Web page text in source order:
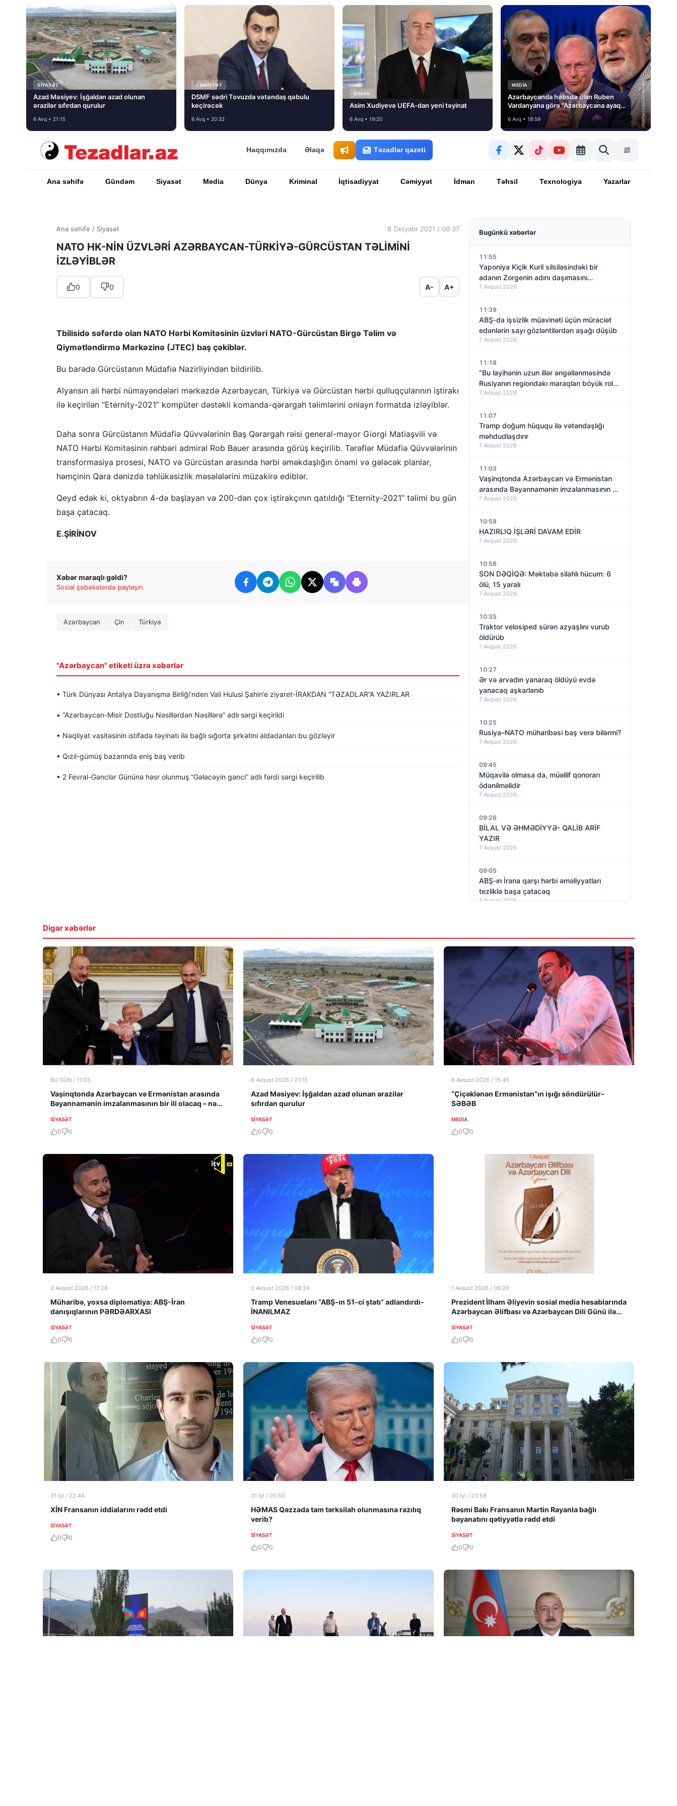
SIYASƏT
Azad Məsiyev: İşğaldan azad olunan
ərazilər sıfırdan qurulur
6 Avq • 21:15
CƏMIYYƏT
DSMF sədri Tovuzda vətəndaş qəbulu
keçirəcək
6 Avq • 20:32
İDMAN
Asim Xudiyevə UEFA-dan yeni təyinat
6 Avq • 19:20
MEDİA
Azərbaycanda həbsdə olan Ruben
Vardanyana görə “Azərbaycana ayaq
basmayacağını” dedi və…
6 Avq • 18:59
Haqqımızda Əlaqə Təzadlar qazeti
Ana səhifə Gündəm Siyasət Media Dünya Kriminal İqtisadiyyat Cəmiyyət İdman Təhsil Texnologiya Yazarlar
Ana səhifə / Siyasət 8 Oktyabr 2021 / 06:37
NATO HK-NİN ÜZVLƏRİ AZƏRBAYCAN-TÜRKİYƏ-GÜRCÜSTAN TƏLİMİNİ
İZLƏYİBLƏR
0 0 A- A+
Tbilisidə səfərdə olan NATO Hərbi Komitəsinin üzvləri NATO-Gürcüstan Birgə Təlim və
Qiymətləndirmə Mərkəzinə (JTEC) baş çəkiblər.
Bu barədə Gürcüstanın Müdafiə Nazirliyindən bildirilib.
Alyansın ali hərbi nümayəndələri mərkəzdə Azərbaycan, Türkiyə və Gürcüstan hərbi qulluqçularının iştirakı
ilə keçirilən “Eternity-2021” kompüter dəstəkli komanda-qərargah təlimlərini onlayn formatda izləyiblər.
Daha sonra Gürcüstanın Müdafiə Qüvvələrinin Baş Qərargah rəisi general-mayor Giorgi Matiaşvili və
NATO Hərbi Komitəsinin rəhbəri admiral Rob Bauer arasında görüş keçirilib. Tərəflər Müdafiə Qüvvələrinin
transformasiya prosesi, NATO və Gürcüstan arasında hərbi əməkdaşlığın önəmi və gələcək planlar,
həmçinin Qara dənizdə təhlükəsizlik məsələlərini müzakirə ediblər.
Qeyd edək ki, oktyabrın 4-də başlayan və 200-dən çox iştirakçının qatıldığı “Eternity-2021” təlimi bu gün
başa çatacaq.
E.ŞİRİNOV
Xəbər maraqlı gəldi?
Sosial şəbəkələrdə paylaşın
Azərbaycan Çin Türkiyə
"Azərbaycan" etiketi üzrə xəbərlər
• Türk Dünyası Antalya Dayanışma Birliği’nden Vali Hulusi Şahin’e ziyaret-İRAKDAN “TƏZADLAR”A YAZIRLAR
• “Azərbaycan-Misir Dostluğu Nəsillərdən Nəsillərə” adlı sərgi keçirildi
• Nəqliyat vasitəsinin istifadə təyinatı ilə bağlı sığorta şirkətini aldadanları bu gözləyir
• Qızıl-gümüş bazarında eniş baş verib
• 2 Fevral-Gənclər Gününə həsr olunmuş “Gələcəyin gənci” adlı fərdi sərgi keçirilib
Bugünkü xəbərlər
11:55
Yaponiya Kiçik Kuril silsiləsindəki bir
adanın Zorgenin adını daşımasını
araşdıracaq
7 Avqust 2026
11:39
ABŞ-da işsizlik müavinəti üçün müraciət
edənlərin sayı gözləntilərdən aşağı düşüb
7 Avqust 2026
11:18
“Bu layihənin uzun illər əngəllənməsində
Rusiyanın regiondakı maraqları böyük rol
oynayıb”
7 Avqust 2026
11:07
Tramp doğum hüququ ilə vətəndaşlığı
məhdudlaşdırır
7 Avqust 2026
11:03
Vaşinqtonda Azərbaycan və Ermənistan
arasında Bəyannamənin imzalanmasının bir
ili olacaq – nəyə nail olundu?
7 Avqust 2026
10:58
HAZIRLIQ İŞLƏRİ DAVAM EDİR
7 Avqust 2026
10:56
SON DƏQİQƏ: Məktəbə silahlı hücum: 6
ölü, 15 yaralı
7 Avqust 2026
10:35
Traktor velosiped sürən azyaşlını vurub
öldürüb
7 Avqust 2026
10:27
Ər və arvadın yanaraq öldüyü evdə
yanacaq aşkarlanıb
7 Avqust 2026
10:25
Rusiya–NATO müharibəsi baş verə bilərmi?
7 Avqust 2026
09:45
Müqavilə olmasa da, müəllif qonorarı
ödənilməlidir
7 Avqust 2026
09:26
BİLAL VƏ ƏHMƏDİYYƏ- QALİB ARİF
YAZIR
7 Avqust 2026
09:05
ABŞ-ın İrana qarşı hərbi əməliyyatları
tezliklə başa çatacaq
7 Avqust 2026
7 Avqust 2026
08:34
İran Hörmüz boğazında ABŞ-nin hərbi
hədəflərinə zərbə endirib
7 Avqust 2026
Digər xəbərlər
BU GÜN / 11:03
Vaşinqtonda Azərbaycan və Ermənistan arasında
Bəyannamənin imzalanmasının bir ili olacaq – nəyə
SIYASƏT
0 0
6 Avqust 2026 / 21:15
Azad Məsiyev: İşğaldan azad olunan ərazilər
sıfırdan qurulur
SIYASƏT
0 0
6 Avqust 2026 / 15:45
“Çiçəklənən Ermənistan”ın işığı söndürülür-
SƏBƏB
MEDİA
0 0
3 Avqust 2026 / 17:28
Müharibə, yoxsa diplomatiya: ABŞ-İran
danışıqlarının PƏRDƏARXASI
SIYASƏT
0 0
2 Avqust 2026 / 08:24
Tramp Venesuelanı “ABŞ-ın 51-ci ştatı” adlandırdı-
İNANILMAZ
SIYASƏT
0 0
1 Avqust 2026 / 08:20
Prezident İlham Əliyevin sosial media hesablarında
Azərbaycan Əlifbası və Azərbaycan Dili Günü ilə
SIYASƏT
0 0
31 İyl / 22:44
XİN Fransanın iddialarını rədd etdi
SIYASƏT
0 0
31 İyl / 05:50
HƏMAS Qəzzada tam tərksilah olunmasına razılıq
verib?
SIYASƏT
0 0
30 İyl / 23:59
Rəsmi Bakı Fransanın Martin Rayanla bağlı
bəyanatını qətiyyətlə rədd etdi
SIYASƏT
0 0